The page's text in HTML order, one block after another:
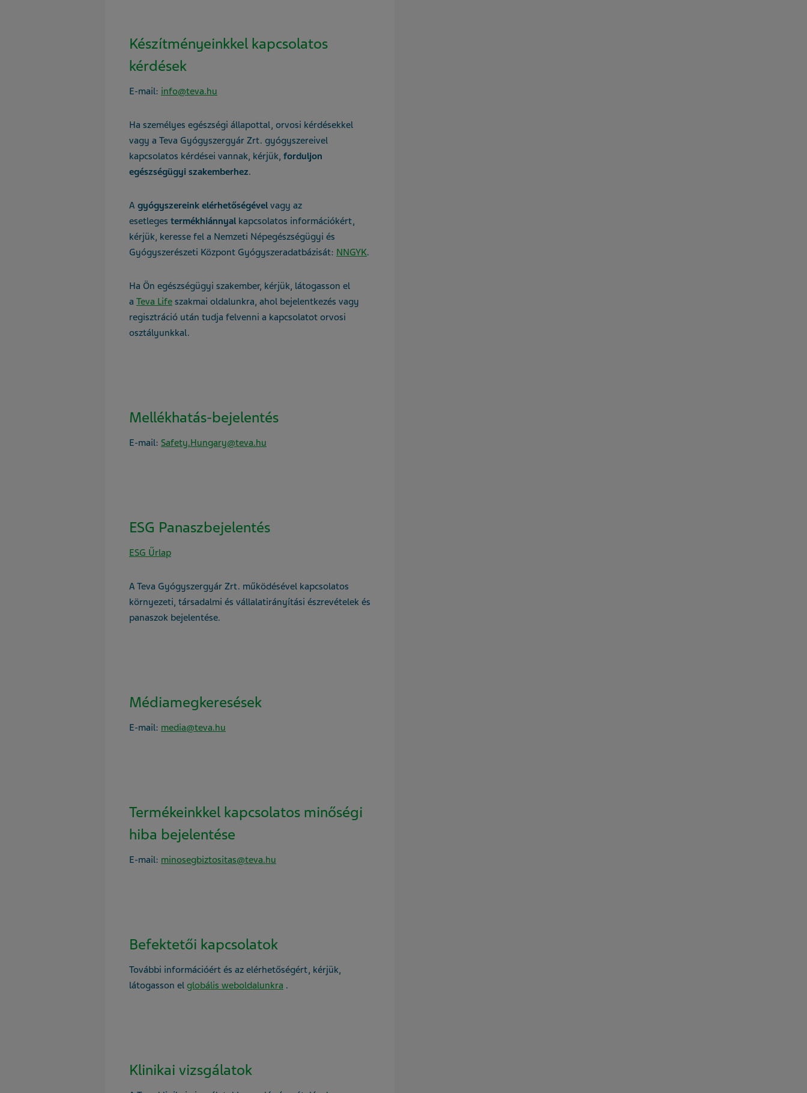
Készítményeinkkel kapcsolatos
kérdések
E-mail: info@teva.hu
Ha személyes egészségi állapottal, orvosi kérdésekkel
vagy a Teva Gyógyszergyár Zrt. gyógyszereivel
kapcsolatos kérdései vannak, kérjük, forduljon
egészségügyi szakemberhez.
A gyógyszereink elérhetőségével vagy az
esetleges termékhiánnyal kapcsolatos információkért,
kérjük, keresse fel a Nemzeti Népegészségügyi és
Gyógyszerészeti Központ Gyógyszeradatbázisát: NNGYK.
Ha Ön egészségügyi szakember, kérjük, látogasson el
a Teva Life szakmai oldalunkra, ahol bejelentkezés vagy
regisztráció után tudja felvenni a kapcsolatot orvosi
osztályunkkal.
Mellékhatás-bejelentés
E-mail: Safety.Hungary@teva.hu
ESG Panaszbejelentés
ESG Űrlap
A Teva Gyógyszergyár Zrt. működésével kapcsolatos
környezeti, társadalmi és vállalatirányítási észrevételek és
panaszok bejelentése.
Médiamegkeresések
E-mail: media@teva.hu
Termékeinkkel kapcsolatos minőségi
hiba bejelentése
E-mail: minosegbiztositas@teva.hu
Befektetői kapcsolatok
További információért és az elérhetőségért, kérjük,
látogasson el globális weboldalunkra .
Klinikai vizsgálatok